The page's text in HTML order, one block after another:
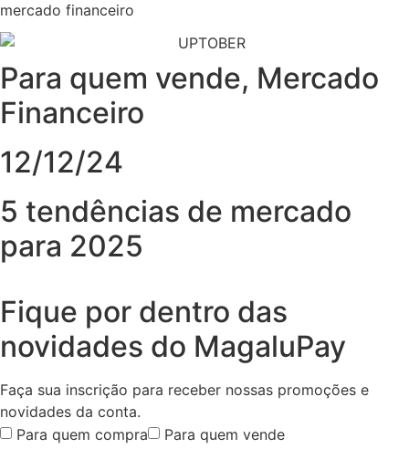
mercado financeiro
Para quem vende, Mercado
Financeiro
12/12/24
5 tendências de mercado
para 2025
Fique por dentro das
novidades do MagaluPay
Faça sua inscrição para receber nossas promoções e
novidades da conta.
Para quem compra
Para quem vende